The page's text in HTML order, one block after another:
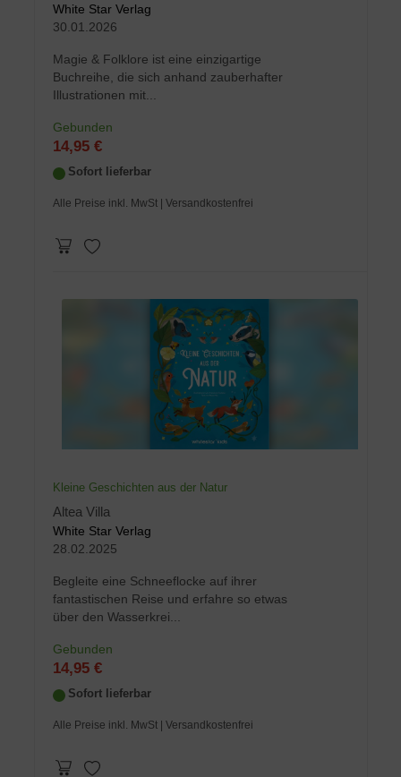
White Star Verlag
30.01.2026
Magie & Folklore ist eine einzigartige
Buchreihe, die sich anhand zauberhafter
Illustrationen mit...
Gebunden
14,95 €
Sofort lieferbar
Alle Preise inkl. MwSt | Versandkostenfrei
Kleine Geschichten aus der Natur
Altea Villa
White Star Verlag
28.02.2025
Begleite eine Schneeflocke auf ihrer
fantastischen Reise und erfahre so etwas
über den Wasserkrei...
Gebunden
14,95 €
Sofort lieferbar
Alle Preise inkl. MwSt | Versandkostenfrei